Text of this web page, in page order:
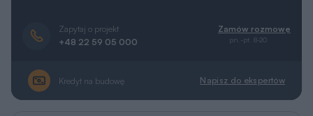
Zapytaj o projekt
+48 22 59 05 000
Zamów rozmowę
pn.-pt. 8-20
Kredyt na budowę Napisz do ekspertów